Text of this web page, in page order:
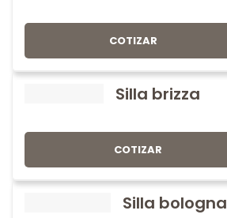
COTIZAR
Silla brizza
COTIZAR
Silla bologna